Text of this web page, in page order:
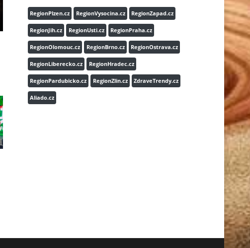
RegionPlzen.cz RegionVysocina.cz RegionZapad.cz
RegionJih.cz RegionUsti.cz RegionPraha.cz
RegionOlomouc.cz RegionBrno.cz RegionOstrava.cz
RegionLiberecko.cz RegionHradec.cz
RegionPardubicko.cz RegionZlin.cz ZdraveTrendy.cz
Aliado.cz